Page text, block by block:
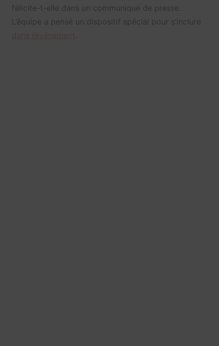
félicite-t-elle dans un communiqué de presse.
L’équipe a pensé un dispositif spécial pour s’inclure